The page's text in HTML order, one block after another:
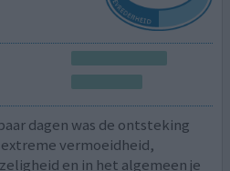
dagen was de ontsteking
vermoeidheid,
en in het algemeen je